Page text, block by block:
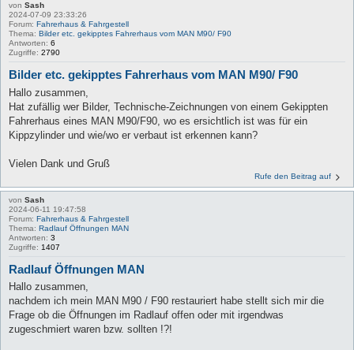
von Sash
2024-07-09 23:33:26
Forum: Fahrerhaus & Fahrgestell
Thema: Bilder etc. gekipptes Fahrerhaus vom MAN M90/ F90
Antworten: 6
Zugriffe: 2790
Bilder etc. gekipptes Fahrerhaus vom MAN M90/ F90
Hallo zusammen,
Hat zufällig wer Bilder, Technische-Zeichnungen von einem Gekippten
Fahrerhaus eines MAN M90/F90, wo es ersichtlich ist was für ein
Kippzylinder und wie/wo er verbaut ist erkennen kann?
Vielen Dank und Gruß
Rufe den Beitrag auf
von Sash
2024-06-11 19:47:58
Forum: Fahrerhaus & Fahrgestell
Thema: Radlauf Öffnungen MAN
Antworten: 3
Zugriffe: 1407
Radlauf Öffnungen MAN
Hallo zusammen,
nachdem ich mein MAN M90 / F90 restauriert habe stellt sich mir die
Frage ob die Öffnungen im Radlauf offen oder mit irgendwas
zugeschmiert waren bzw. sollten !?!